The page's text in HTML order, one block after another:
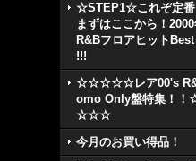
☆STEP1☆これぞ定番
まずはここから！
R&Bフロアヒット
!!!
☆☆☆☆☆レア00's
omo Only盤特集！
☆☆☆
今月のお買い得品！